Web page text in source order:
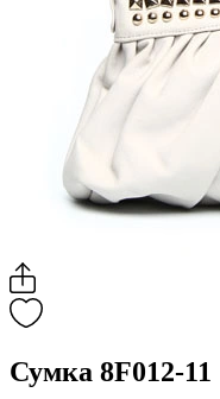
Сумка 8F012-11